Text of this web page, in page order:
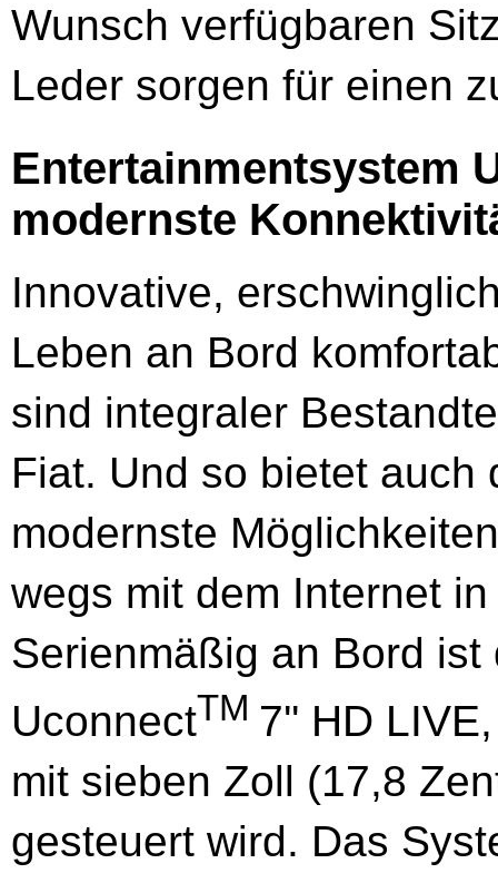
Wunsch verfügbaren
Leder sorgen für einen
Entertainmentsystem
modernste
Innovative,
Leben an Bord
sind integraler
Fiat. Und so bietet auch
modernste
wegs mit dem Internet
Serienmäßig an Bord
UconnectTM 7'' HD
mit sieben Zoll (17,8
gesteuert wird. Das